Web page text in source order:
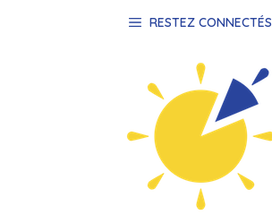
RESTEZ CONNECTÉS